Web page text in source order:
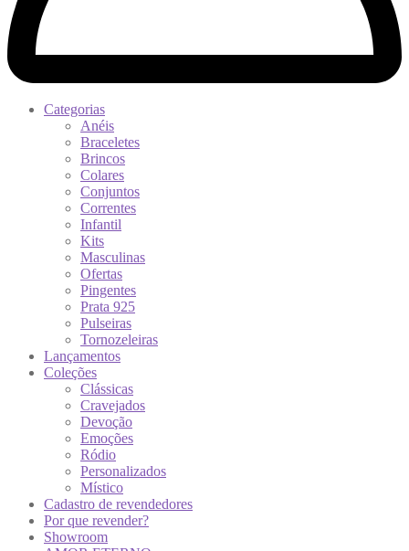
Categorias
Anéis
Braceletes
Brincos
Colares
Conjuntos
Correntes
Infantil
Kits
Masculinas
Ofertas
Pingentes
Prata 925
Pulseiras
Tornozeleiras
Lançamentos
Coleções
Clássicas
Cravejados
Devoção
Emoções
Ródio
Personalizados
Místico
Cadastro de revendedores
Por que revender?
Showroom